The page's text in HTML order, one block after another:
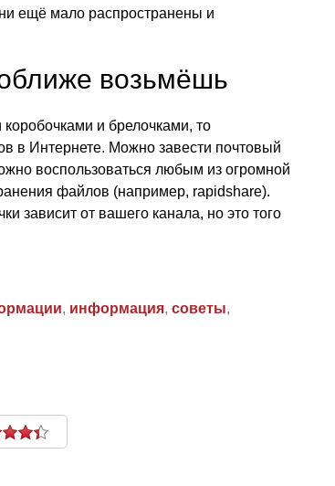
ещё мало распространены и
возьмёшь
и брелочками, то
в Интернете. Можно завести почтовый
воспользоваться любым из огромной
файлов (например, rapidshare).
зависит от вашего канала, но это того
, информация, советы,